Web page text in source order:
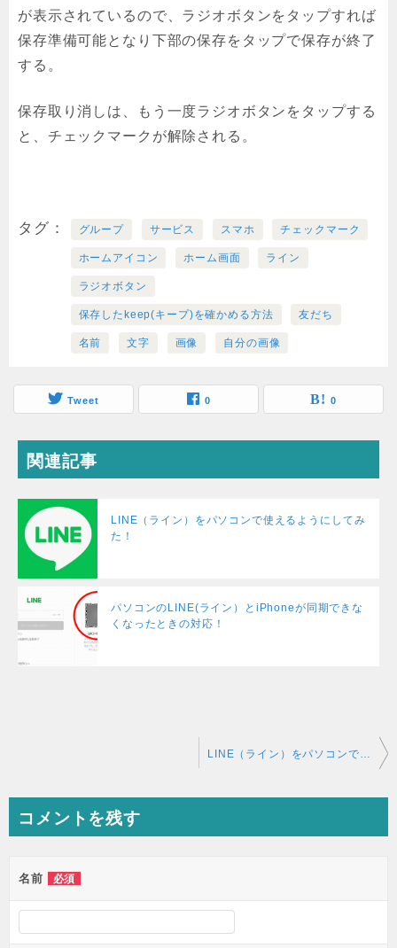
が表示されているので、ラジオボタンをタップすれば
保存準備可能となり下部の保存をタップで保存が終了
する。
保存取り消しは、もう一度ラジオボタンをタップする
と、チェックマークが解除される。
タグ グループ サービス スマホ チェックマーク
ホームアイコン ホーム画面 ライン
ラジオボタン
保存したkeep(キープ)を確かめる方法 友だち
名前 文字 画像 自分の画像
Tweet 0 0
関連記事
LINE（ライン）をパソコンで使えるようにしてみ
た！
パソコンのLINE(ライン）とiPhoneが同期できな
くなったときの対応！
ナ
ビ
ー
コメントを残す
名前 必須